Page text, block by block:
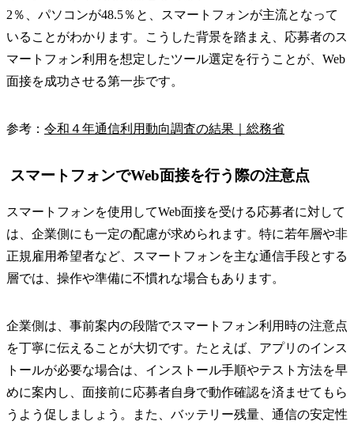
2％、パソコンが48.5％と、スマートフォンが主流となって
いることがわかります。こうした背景を踏まえ、応募者のス
マートフォン利用を想定したツール選定を行うことが、Web
面接を成功させる第一歩です。
参考： 令和４年通信利用動向調査の結果｜総務省
スマートフォンでWeb面接を行う際の注意点
スマートフォンを使用してWeb面接を受ける応募者に対して
は、企業側にも一定の配慮が求められます。特に若年層や非
正規雇用希望者など、スマートフォンを主な通信手段とする
層では、操作や準備に不慣れな場合もあります。
企業側は、事前案内の段階でスマートフォン利用時の注意点
を丁寧に伝えることが大切です。たとえば、アプリのインス
トールが必要な場合は、インストール手順やテスト方法を早
めに案内し、面接前に応募者自身で動作確認を済ませてもら
うよう促しましょう。また、バッテリー残量、通信の安定性